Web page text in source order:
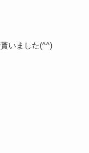
いました(^^)